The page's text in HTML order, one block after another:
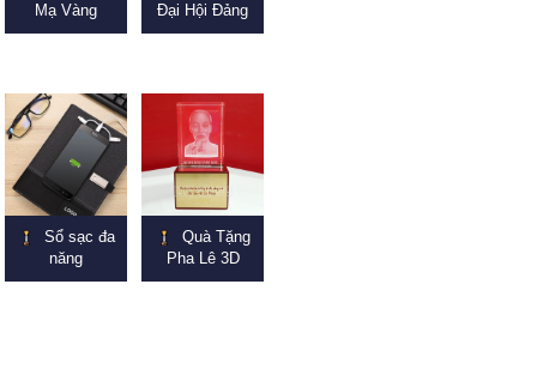
Mạ Vàng
Đại Hội Đảng
Sổ sạc đa
năng
Quà Tặng
Pha Lê 3D